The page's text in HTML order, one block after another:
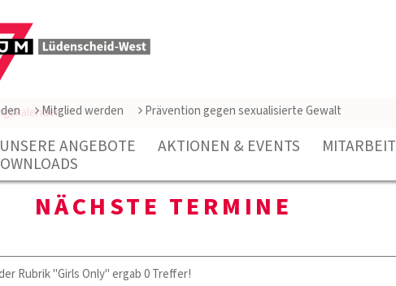
Mitglied werden Prävention gegen sexualisierte Gewalt
UNSERE ANGEBOTE AKTIONEN & EVENTS MITARBEIT
NÄCHSTE TERMINE
Rubrik "Girls Only" ergab 0 Treffer!